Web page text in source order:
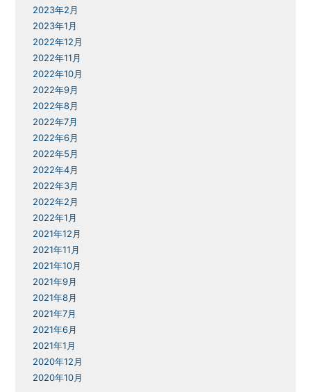
2023年2月
2023年1月
2022年12月
2022年11月
2022年10月
2022年9月
2022年8月
2022年7月
2022年6月
2022年5月
2022年4月
2022年3月
2022年2月
2022年1月
2021年12月
2021年11月
2021年10月
2021年9月
2021年8月
2021年7月
2021年6月
2021年1月
2020年12月
2020年10月